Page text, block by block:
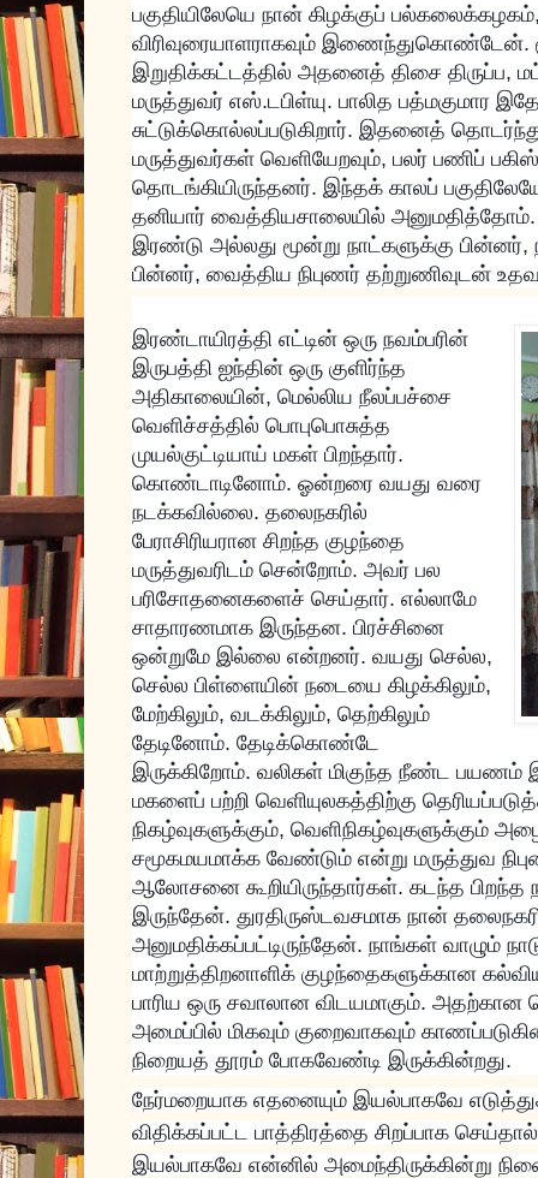
பகுதியிலேயெ நான் கிழக்குப்
விரிவுரையாளராகவும் இணைந்துகொண்டேன்.
இறுதிக்கட்டத்தில் அதனைத் திசை திருப்ப,
மருத்துவர் எஸ்.டபிள்யு. பாலித பத்மகுமார
சுட்டுக்கொல்லப்படுகிறார். இதனைத் தொடர்ந்து
மருத்துவர்கள் வெளியேறவும், பலர் பணிப்
தொடங்கியிருந்தனர். இந்தக் காலப்
தனியார் வைத்தியசாலையில்
இரண்டு அல்லது மூன்று நாட்களுக்கு
பின்னர், வைத்திய நிபுணர் தற்றுணிவுடன்
இரண்டாயிரத்தி எட்டின் ஒரு நவம்பரின்
இருபத்தி ஐந்தின் ஒரு குளிர்ந்த
அதிகாலையின், மெல்லிய நீலப்பச்சை
வெளிச்சத்தில் பொபுபொசுத்த
முயல்குட்டியாய் மகள் பிறந்தார்.
கொண்டாடினோம். ஓன்றரை வயது வரை
நடக்கவில்லை. தலைநகரில்
பேராசிரியரான சிறந்த குழந்தை
மருத்துவரிடம் சென்றோம். அவர் பல
பரிசோதனைகளைச் செய்தார். எல்லாமே
சாதாரணமாக இருந்தன. பிரச்சினை
ஒன்றுமே இல்லை என்றனர். வயது செல்ல,
செல்ல பிள்ளையின் நடையை கிழக்கிலும்,
மேற்கிலும், வடக்கிலும், தெற்கிலும்
தேடினோம். தேடிக்கொண்டே
இருக்கிறோம். வலிகள் மிகுந்த நீண்ட பயணம்
மகளைப் பற்றி வெளியுலகத்திற்கு
நிகழ்வுகளுக்கும், வெளிநிகழ்வுகளுக்கும்
சமூகமயமாக்க வேண்டும் என்று மருத்துவ
ஆலோசனை கூறியிருந்தார்கள். கடந்த பிறந்த
இருந்தேன். துரதிருஸ்டவசமாக நான்
அனுமதிக்கப்பட்டிருந்தேன். நாங்கள் வாழும்
மாற்றுத்திறனாளிக் குழந்தைகளுக்கான
பாரிய ஒரு சவாலான விடயமாகும். அதற்கான
அமைப்பில் மிகவும் குறைவாகவும்
நிறையத் தூரம் போகவேண்டி இருக்கின்றது.
நேர்மறையாக எதனையும் இயல்பாகவே
விதிக்கப்பட்ட பாத்திரத்தை சிறப்பாக
இயல்பாகவே என்னில் அமைந்திருக்கின்று